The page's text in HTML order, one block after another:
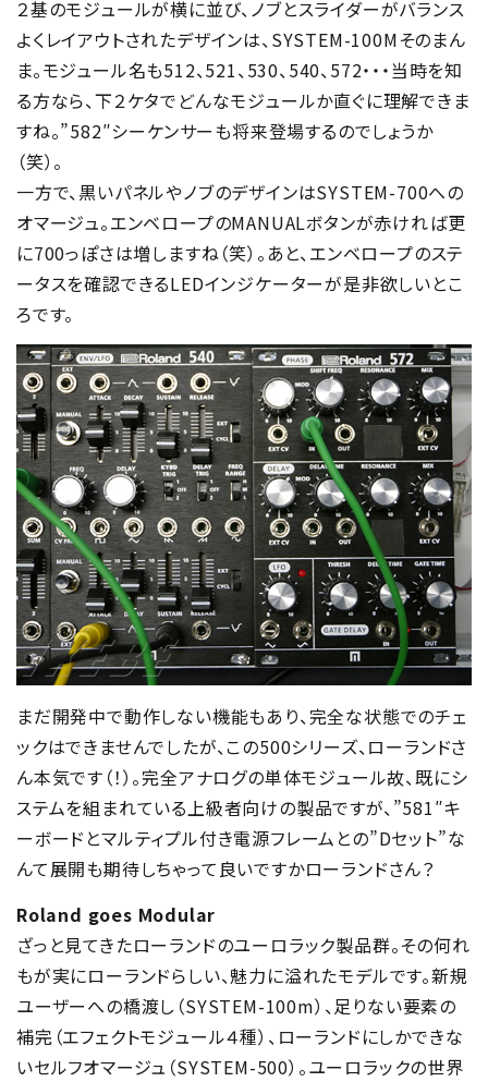
２基のモジュールが横に並び、ノブとスライダーがバランス
よくレイアウトされたデザインは、SYSTEM-100Mそのまん
ま。モジュール名も512、521、530、540、572・・・当時を知
る方なら、下２ケタでどんなモジュールか直ぐに理解できま
すね。”582″シーケンサーも将来登場するのでしょうか
（笑）。
一方で、黒いパネルやノブのデザインはSYSTEM-700への
オマージュ。エンベロープのMANUALボタンが赤ければ更
に700っぽさは増しますね（笑）。あと、エンベロープのステ
ータスを確認できるLEDインジケーターが是非欲しいとこ
ろです。
まだ開発中で動作しない機能もあり、完全な状態でのチェ
ックはできませんでしたが、この500シリーズ、ローランドさ
ん本気です（！）。完全アナログの単体モジュール故、既にシ
ステムを組まれている上級者向けの製品ですが、”581″キ
ーボードとマルティプル付き電源フレームとの”Dセット”な
んて展開も期待しちゃって良いですかローランドさん？
Roland goes Modular
ざっと見てきたローランドのユーロラック製品群。その何れ
もが実にローランドらしい、魅力に溢れたモデルです。新規
ユーザーへの橋渡し（SYSTEM-100m）、足りない要素の
補完（エフェクトモジュール４種）、ローランドにしかできな
いセルフオマージュ（SYSTEM-500）。ユーロラックの世界